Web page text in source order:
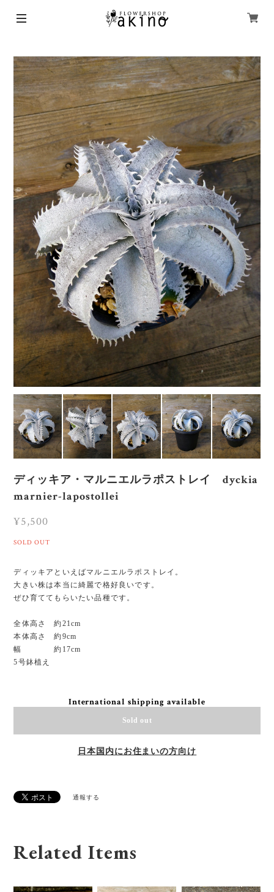
ディッキア・マルニエルラポストレイ dyckia
marnier-lapostollei
¥5,500
SOLD OUT
ディッキアといえばマルニエルラポストレイ。
大きい株は本当に綺麗で格好良いです。
ぜひ育ててもらいたい品種です。
全体高さ 約21cm
本体高さ 約9cm
幅 約17cm
5号鉢植え
International shipping available
Sold out
日本国内にお住まいの方向け
通報する
Related Items